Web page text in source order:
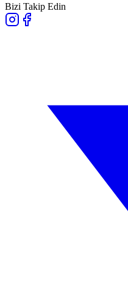
Bizi Takip Edin